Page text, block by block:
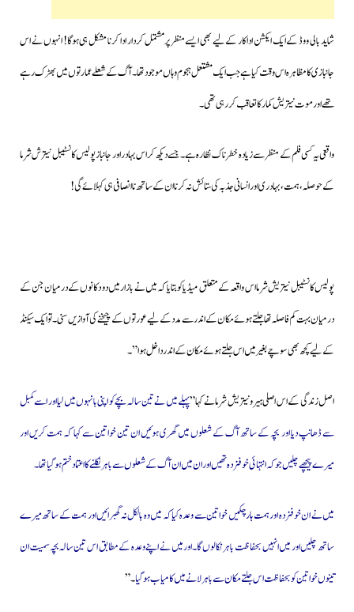
شاید بالی ووڈ کے ایک ایکشن اداکار کےلیے بھی ایسے منظر پرمشتمل کردار ادا کرنا مشکل ہی ہوگا! انہوں نے اس
جانبازی کا مظاہرہ اس وقت کیا ہے جب ایک مشتعل ہجوم وہاں موجود تھا۔آگ کے شعلے عمارتوں میں بھڑک رہے
تھے اور موت نیتریش کمار کا تعاقب کررہی تھی۔
واقعی یہ کسی فلم کے منظر سے زیادہ خطرناک نظارہ ہے۔جسے دیکھ کراس بہادر اور جانباز پولیس کانسٹیبل نیترش شرما
کےحوصلہ،ہمت، بہادری اور انسانی جذبہ کی ستائش نہ کرنا ان کے ساتھ ناانصافی ہی کہلائے گی!
پولیس کانسٹیبل نیتریش شرما اس واقعہ کے متعلق میڈیا کو بتایا کہ میں نے بازار میں دو دکانوں کے درمیان جن کے
درمیان بہت کم فاصلہ تھا جلتے ہوئے مکان کے اندر سے مدد کے لیے عورتوں کے چیخنے کی آوازیں سنی۔تو ایک سیکنڈ
کے لیے کچھ بھی سوچے بغیر میں اس جلتے ہوئے مکان کے اندر داخل ہوا”۔
اصل زندگی کے اس اصلی ہیرو نیتریش شرما نے کہا”پہلے میں نے تین سالہ بچے کو اپنی بانہوں میں لیا اور اسے کمبل
سے ڈھانپ دیا اور بچہ کے ساتھ آگ کے شعلوں میں گھری ہوئیں ان تین خواتین سے کہا کہ ہمت کریں اور
میرے پیچھے چلیں جو کہ انتہائی خوفزدہ تھیں اور ان میں ان آگ کے شعلوں سے باہر نکلنے کا اعتماد ختم ہوگیا تھا۔
میں نے ان خوفزدہ اور ہمت ہار چکیں خواتین سے وعدہ کیا کہ میں وہ بالکل نہ گھبرائیں اور ہمت کے ساتھ میرے
ساتھ چلیں اور میں انہیں بحفاظت باہر نکالوں گا۔اور میں نے اپنے وعدہ کے مطابق اس تین سالہ بچہ سمیت ان
تینوں خواتین کو بحفاظت اس جلتے مکان سے باہر لانے میں کامیاب ہوگیا۔”